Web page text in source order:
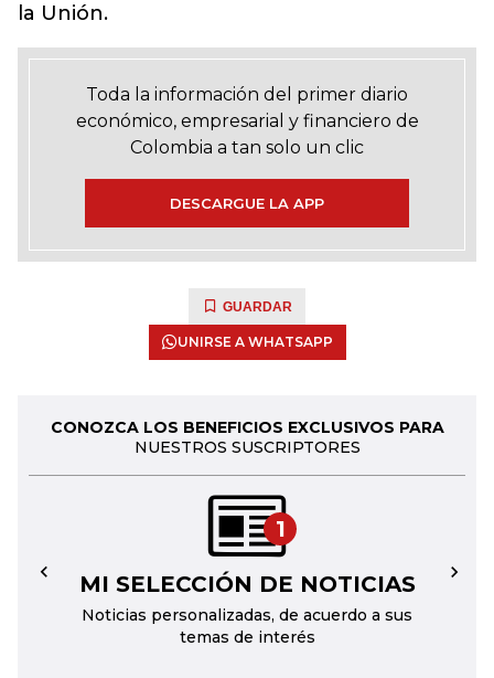
la Unión.
Toda la información del primer diario
económico, empresarial y financiero de
Colombia a tan solo un clic
DESCARGUE LA APP
GUARDAR
UNIRSE A WHATSAPP
CONOZCA LOS BENEFICIOS EXCLUSIVOS PARA
NUESTROS SUSCRIPTORES
1
MI SELECCIÓN DE NOTICIAS
Noticias personalizadas, de acuerdo a sus
temas de interés
← →